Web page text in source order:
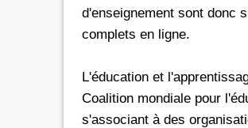
d'enseignement sont donc
complets en ligne.
L'éducation et
Coalition mondiale pour
s'associant à des